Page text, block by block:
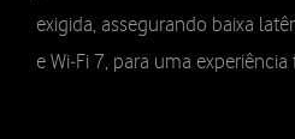
exigida, assegurando baixa
e Wi‑Fi 7, para uma